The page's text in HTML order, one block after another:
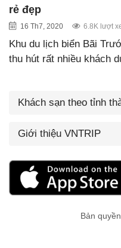
rẻ đẹp
16 Th7, 2020 6.8K lượt
Khu du lịch biển Bãi
thu hút rất nhiều khách
Khách sạn theo tỉnh
Giới thiệu VNTRIP
Bản